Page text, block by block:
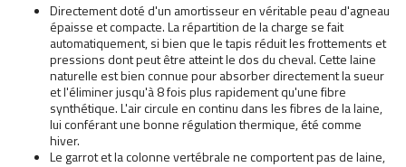
Directement doté d'un amortisseur en véritable peau d'agneau
épaisse et compacte. La répartition de la charge se fait
automatiquement, si bien que le tapis réduit les frottements et
pressions dont peut être atteint le dos du cheval. Cette laine
naturelle est bien connue pour absorber directement la sueur
et l'éliminer jusqu'à 8 fois plus rapidement qu'une fibre
synthétique. L'air circule en continu dans les fibres de la laine,
lui conférant une bonne régulation thermique, été comme
hiver.
Le garrot et la colonne vertébrale ne comportent pas de laine,